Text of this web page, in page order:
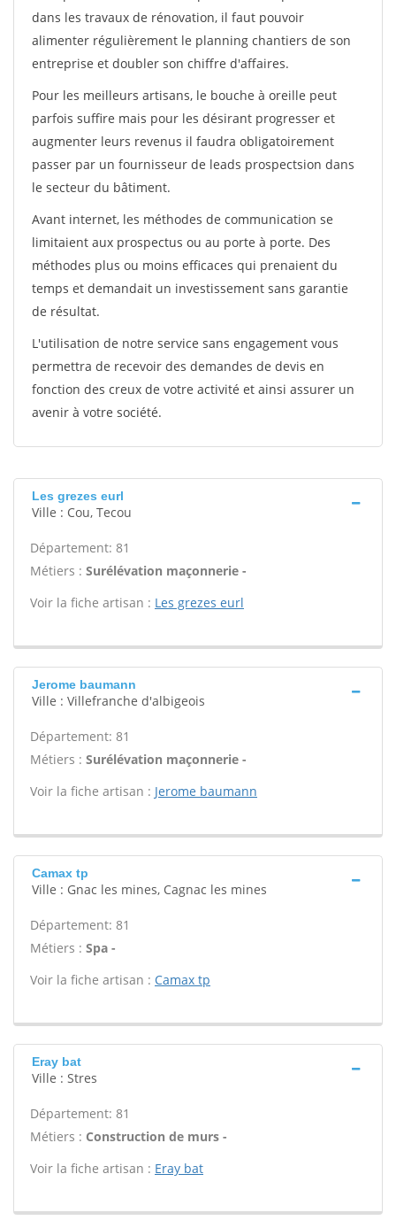
dans les travaux de rénovation, il faut pouvoir
alimenter régulièrement le planning chantiers de son
entreprise et doubler son chiffre d'affaires.
Pour les meilleurs artisans, le bouche à oreille peut
parfois suffire mais pour les désirant progresser et
augmenter leurs revenus il faudra obligatoirement
passer par un fournisseur de leads prospectsion dans
le secteur du bâtiment.
Avant internet, les méthodes de communication se
limitaient aux prospectus ou au porte à porte. Des
méthodes plus ou moins efficaces qui prenaient du
temps et demandait un investissement sans garantie
de résultat.
L'utilisation de notre service sans engagement vous
permettra de recevoir des demandes de devis en
fonction des creux de votre activité et ainsi assurer un
avenir à votre société.
Les grezes eurl
Ville : Cou, Tecou
Département: 81
Métiers : Surélévation maçonnerie -
Voir la fiche artisan : Les grezes eurl
Jerome baumann
Ville : Villefranche d'albigeois
Département: 81
Métiers : Surélévation maçonnerie -
Voir la fiche artisan : Jerome baumann
Camax tp
Ville : Gnac les mines, Cagnac les mines
Département: 81
Métiers : Spa -
Voir la fiche artisan : Camax tp
Eray bat
Ville : Stres
Département: 81
Métiers : Construction de murs -
Voir la fiche artisan : Eray bat